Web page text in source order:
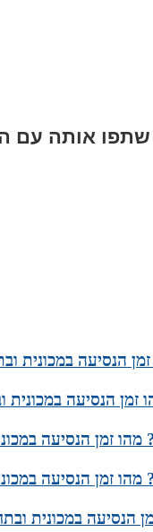
אותה עם
הנסיעה במכונית
הנסיעה במכונית
זמן הנסיעה
זמן הנסיעה
במכונית